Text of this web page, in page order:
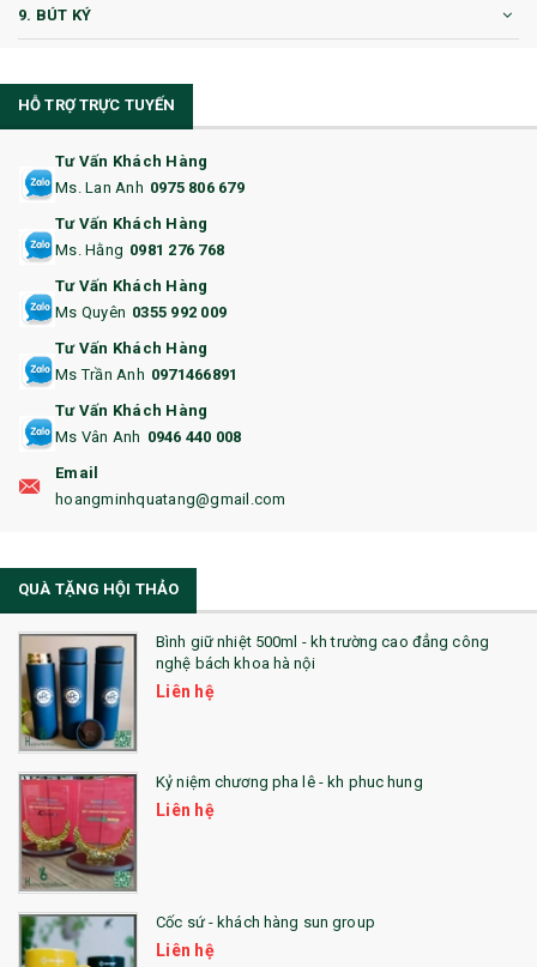
9. BÚT KÝ
11. CỐC/BÌNH GIỮ NHIỆT
12. BÌNH NƯỚC
14. HỘP/VÍ ĐỰNG NAMECARD
15. BỘ BẤM MÓNG
16. BAO HỘ CHIẾU
18. ẤM CHÉN QUÀ TẶNG
19. ĐỒNG HỒ TREO TƯỜNG
22. ĐỒNG HỒ ĐỂ BÀN
23. QÙA TẶNG ĐỘC ĐÁO
24. QÙA TẶNG PHA LÊ
25. QUÀ TẶNG GLASSLOCK
26. QUÀ TẶNG LUMINARC
28. BỘ ĐỒ ĂN CAO CẤP
29. MÓC KHOÁ
31. TÚI VẢI KHÔNG DỆT
HỖ TRỢ TRỰC TUYẾN
Tư Vấn Khách Hàng
Ms. Lan Anh 0975 806 679
Tư Vấn Khách Hàng
Ms. Hằng 0981 276 768
Tư Vấn Khách Hàng
Ms Quyên 0355 992 009
Tư Vấn Khách Hàng
Ms Trần Anh 0971466891
Tư Vấn Khách Hàng
Ms Vân Anh 0946 440 008
Email
hoangminhquatang@gmail.com
QUÀ TẶNG HỘI THẢO
Bình giữ nhiệt 500ml - kh trường cao đẳng công
nghệ bách khoa hà nội
Liên hệ
Kỷ niệm chương pha lê - kh phuc hung
Liên hệ
Cốc sứ - khách hàng sun group
Liên hệ